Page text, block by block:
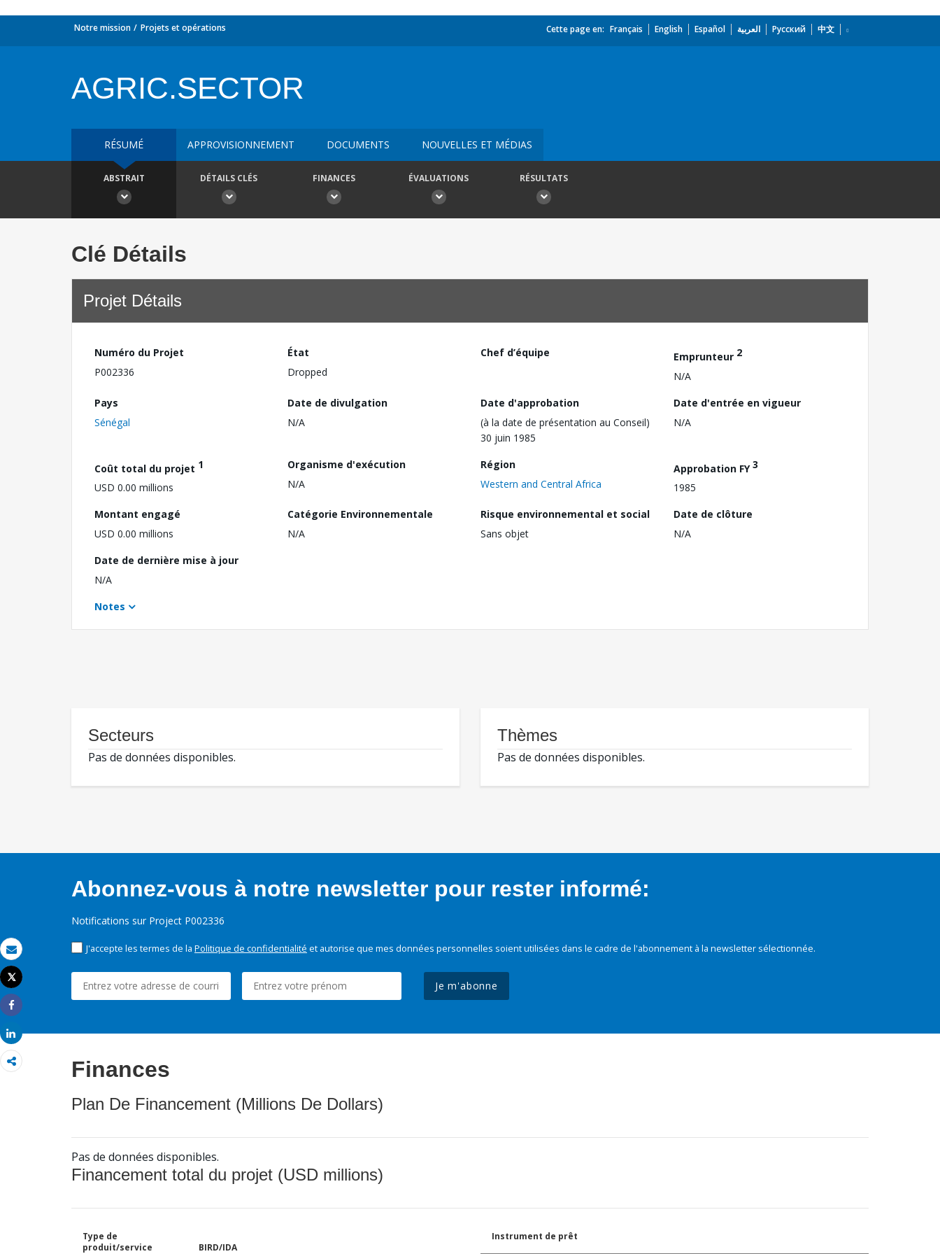
Email
Imprimer
Tweet
Share
Share
Notre mission Projets et opérations Cette page en: Français English Español العربية Русский 中文
AGRIC.SECTOR
RÉSUMÉ APPROVISIONNEMENT DOCUMENTS NOUVELLES ET MÉDIAS
ABSTRAIT DÉTAILS CLÉS FINANCES ÉVALUATIONS RÉSULTATS
Clé Détails
Projet Détails
Numéro du Projet
P002336
État
Dropped
Chef d’équipe Emprunteur 2
N/A
Pays
Sénégal
Date de divulgation
N/A
Date d'approbation
(à la date de présentation au Conseil)
30 juin 1985
Date d'entrée en vigueur
N/A
Coût total du projet 1
USD 0.00 millions
Organisme d'exécution
N/A
Région
Western and Central Africa
Approbation FY3
1985
Montant engagé
USD 0.00 millions
Catégorie Environnementale
N/A
Risque environnemental et social
Sans objet
Date de clôture
N/A
Date de dernière mise à jour
N/A
Notes
Secteurs
Pas de données disponibles.
Thèmes
Pas de données disponibles.
Abonnez-vous à notre newsletter pour rester informé:
Notifications sur Project P002336
J'accepte les termes de la Politique de confidentialité et autorise que mes données personnelles soient utilisées dans le cadre de l'abonnement à la newsletter sélectionnée.
Je m'abonne
Finances
Plan De Financement (Millions De Dollars)
Pas de données disponibles.
Financement total du projet (USD millions)
Type de
produit/service
BIRD/IDA
Instrument de prêt